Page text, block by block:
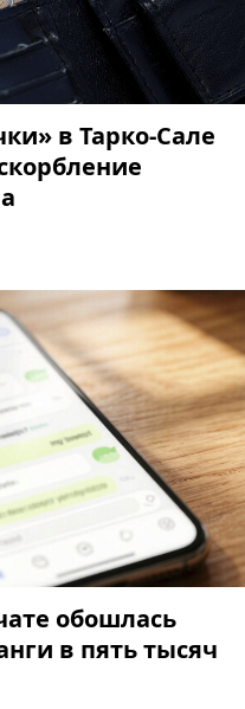
в Тарко-Сале
обошлась
в пять тысяч